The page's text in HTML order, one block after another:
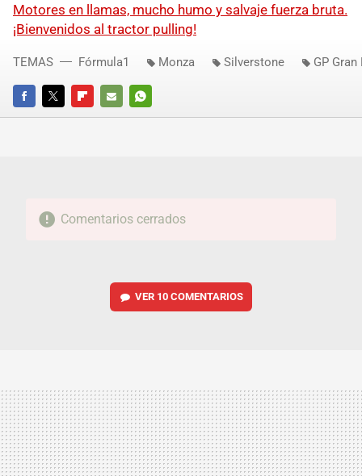
Motores en llamas, mucho humo y salvaje fuerza bruta.
¡Bienvenidos al tractor pulling!
FACEBOOKTWITTERFLIPBOARD
E-
WHATSAPP
TEMAS Fórmula1 Monza Silverstone GP
Comentarios cerrados
VER 10 COMENTARIOS